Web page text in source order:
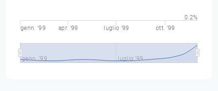
genn. '99 apr. '99 luglio '99 ott. '99
genn. '99 luglio '99
0.2%